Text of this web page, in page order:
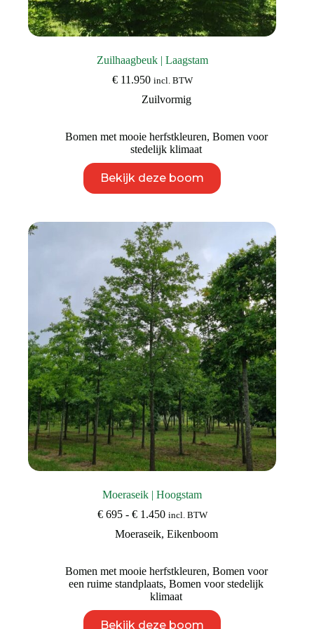
Zuilhaagbeuk | Laagstam
€11.950 incl. BTW
Zuilvormig
Bomen met mooie herfstkleuren, Bomen voor
stedelijk klimaat
Bekijk deze boom
product
heeft
Deze
optie
kan
gekozen
worden
op
de
productpagina
Moeraseik | Hoogstam
€695 - €1.450Prijsklasse:
tot
incl. BTW
Moeraseik, Eikenboom
Bomen met mooie herfstkleuren, Bomen voor
een ruime standplaats,Bomen voor stedelijk
klimaat
Bekijk deze boom